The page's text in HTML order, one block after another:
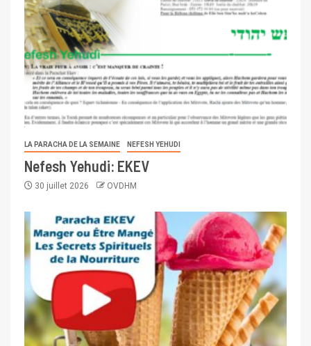
LA PARACHA DE LA SEMAINE NEFESH YEHUDI
Nefesh Yehudi: EKEV
30 juillet 2026 OVDHM